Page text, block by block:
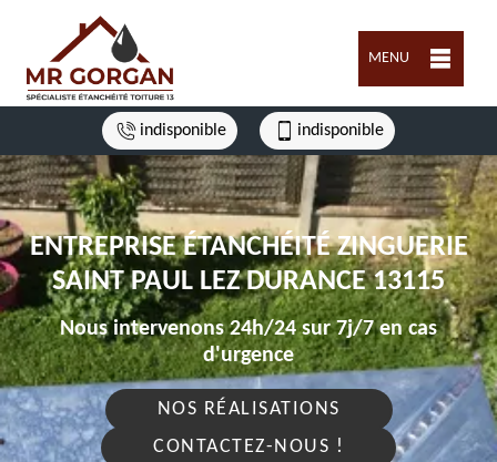
MENU
indisponible indisponible
ENTREPRISE ÉTANCHÉITÉ ZINGUERIE
SAINT PAUL LEZ DURANCE 13115
Nous intervenons 24h/24 sur 7j/7 en cas
d'urgence
NOS RÉALISATIONS
CONTACTEZ-NOUS !